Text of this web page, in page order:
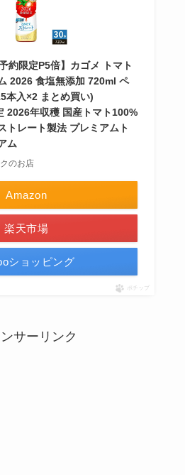
約限定P5倍】カゴメ トマト
2026 食塩無添加 720ml ペ
本入×2 まとめ買い)
2026年収穫 国産トマト100%
トレート製法 プレミアムト
ム
のお店
Amazon
楽天市場
ショッピング
ポチップ
サーリンク